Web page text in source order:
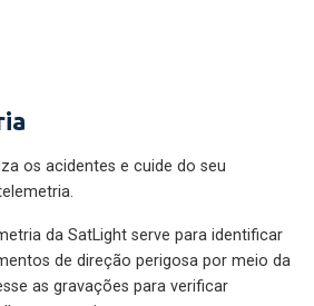
os acidentes e cuide do seu
da SatLight serve para identificar
de direção perigosa por meio da
as gravações para verificar